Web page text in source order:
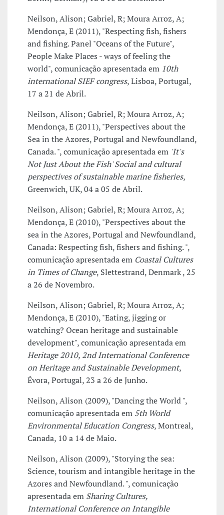
Neilson, Alison; Gabriel, R; Moura Arroz, A;
Mendonça, E (2011), "Respecting fish, fishers
and fishing. Panel "Oceans of the Future",
People Make Places - ways of feeling the
world", comunicação apresentada em 10th
international SIEF congress, Lisboa, Portugal,
17 a 21 de Abril.
Neilson, Alison; Gabriel, R; Moura Arroz, A;
Mendonça, E (2011), "Perspectives about the
Sea in the Azores, Portugal and Newfoundland,
Canada. ", comunicação apresentada em 'It's
Not Just About the Fish' Social and cultural
perspectives of sustainable marine fisheries,
Greenwich, UK, 04 a 05 de Abril.
Neilson, Alison; Gabriel, R; Moura Arroz, A;
Mendonça, E (2010), "Perspectives about the
sea in the Azores, Portugal and Newfoundland,
Canada: Respecting fish, fishers and fishing. ",
comunicação apresentada em Coastal Cultures
in Times of Change, Slettestrand, Denmark , 25
a 26 de Novembro.
Neilson, Alison; Gabriel, R; Moura Arroz, A;
Mendonça, E (2010), "Eating, jigging or
watching? Ocean heritage and sustainable
development", comunicação apresentada em
Heritage 2010, 2nd International Conference
on Heritage and Sustainable Development,
Évora, Portugal, 23 a 26 de Junho.
Neilson, Alison (2009), "Dancing the World ",
comunicação apresentada em 5th World
Environmental Education Congress, Montreal,
Canada, 10 a 14 de Maio.
Neilson, Alison (2009), "Storying the sea:
Science, tourism and intangible heritage in the
Azores and Newfoundland. ", comunicação
apresentada em Sharing Cultures,
International Conference on Intangible